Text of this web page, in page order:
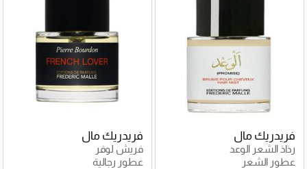
فريدريك مال
رذاذ الشعر الوعد
عطور الشعر
فريدريك مال
فريش لوفر
عطور رجالية